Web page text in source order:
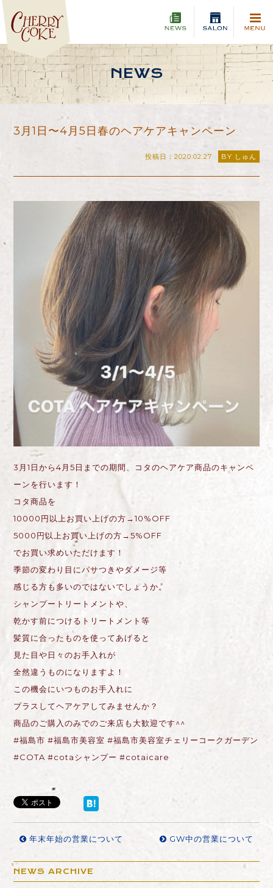
NEWS
3月1日〜4月5日春のヘアケアキャンペーン
投稿日：2020.02.27 BY しゅん
3 月1 日から4 月5日までの期間、コタのヘアケア商品のキャンペ
ーンを行います！
コタ商品を
10000円以上お買い上げの方→10%OFF
5000円以上お買い上げの方→5%OFF
でお買い求めいただけます！
季節の変わり目にパサつきやダメージ等
感じる方も多いのではないでしょうか。
シャンプートリートメントや、
乾かす前につけるトリートメント等
髪質に合ったものを使ってあげると
見た目や日々のお手入れが
全然違うものになりますよ！
この機会にいつものお手入れに
プラスしてヘアケアしてみませんか？
商品のご購入のみでのご来店も大歓迎です^^
#福島市 #福島市美容室 #福島市美容室チェリーコークガーデン
#COTA #cotaシャンプー #cotaicare
年末年始の営業について GW中の営業について
NEWS ARCHIVE